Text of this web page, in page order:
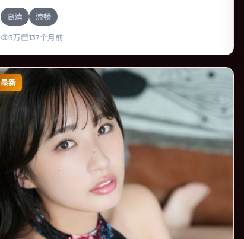
定于英国，围绕一次意外选择展开连锁反应；配乐与色彩高
度服务于主题，结尾留白耐人寻味。
高清 流畅
3万 137个月前
最新